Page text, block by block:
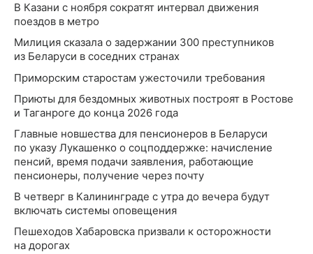
В Казани с ноября сократят интервал движения
поездов в метро
Милиция сказала о задержании 300 преступников
из Беларуси в соседних странах
Приморским старостам ужесточили требования
Приюты для бездомных животных построят в Ростове
и Таганроге до конца 2026 года
Главные новшества для пенсионеров в Беларуси
по указу Лукашенко о соцподдержке: начисление
пенсий, время подачи заявления, работающие
пенсионеры, получение через почту
В четверг в Калининграде с утра до вечера будут
включать системы оповещения
Пешеходов Хабаровска призвали к осторожности
на дорогах